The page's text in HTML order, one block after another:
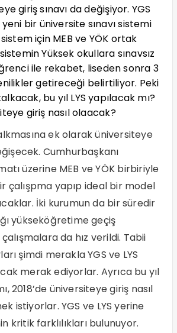
giriş sınavı da değişiyor. YGS
yeni bir üniversite sınavı sistemi
için MEB ve YÖK ortak
Yüksek okullara sınavsız
ile rekabet, liseden sonra 3
getireceği belirtiliyor. Peki
bu yıl LYS yapılacak mı?
giriş nasıl olaacak?
ek olarak üniversiteye
Cumhurbaşkanı
üzerine MEB ve YÖK birbiriyle
çalışpma yapıp ideal bir model
İki kurumun da bir süredir
yükseköğretime geçiş
da hız verildi. Tabii
şimdi merakla YGS ve LYS
merak ediyorlar. Ayrıca bu yıl
2018’de üniversiteye giriş nasıl
istiyorlar. YGS ve LYS yerine
kritik farklılıkları bulunuyor.